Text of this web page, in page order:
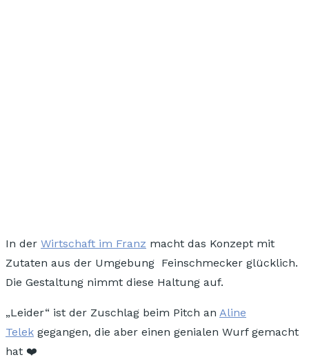
In der Wirtschaft im Franz macht das Konzept mit
Zutaten aus der Umgebung Feinschmecker glücklich.
Die Gestaltung nimmt diese Haltung auf.
„Leider“ ist der Zuschlag beim Pitch an Aline
Telek gegangen, die aber einen genialen Wurf gemacht
hat ❤️